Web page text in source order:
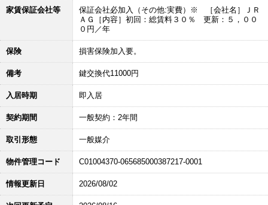
家賃保証会社等
保証会社必加入（その他:実費）※ ［会社名］ＪＲ
ＡＧ［内容］初回：総賃料３０％ 更新：５，００
０円／年
保険 損害保険加入要。
備考 鍵交換代11000円
入居時期 即入居
契約期間 一般契約：2年間
取引形態 一般媒介
物件管理コード C01004370-065685000387217-0001
情報更新日 2026/08/02